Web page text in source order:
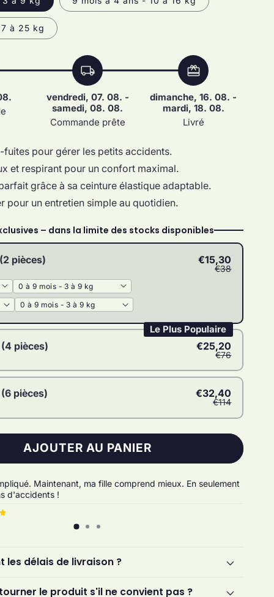
à 25 kg
local_shipping
vendredi, 07. 08. -
samedi, 08. 08.
Commande prête
redeem
dimanche, 16. 08. -
mardi, 18. 08.
Livré
fuites pour gérer les petits accidents.
et respirant pour un confort maximal.
grâce à sa ceinture élastique adaptable.
pour un entretien simple au quotidien.
– dans la limite des stocks disponibles
pièces) €15,30
€38
Le Plus Populaire
pièces) €25,20
€76
pièces) €32,40
€114
AJOUTER AU PANIER
Maintenant, ma fille comprend mieux. En seulement
d'accidents !
les délais de livraison ?
le produit s'il ne convient pas ?